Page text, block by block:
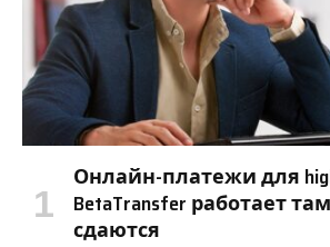
Онлайн-платежи для
BetaTransfer работает
сдаются